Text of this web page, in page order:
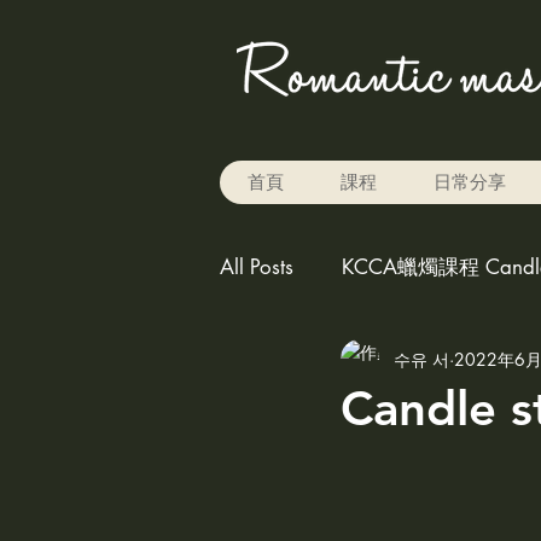
首頁 課程 日常分享
All Posts KCCA蠟燭課程
Rice baking 米烘焙
Candle
수유 서 2022年6